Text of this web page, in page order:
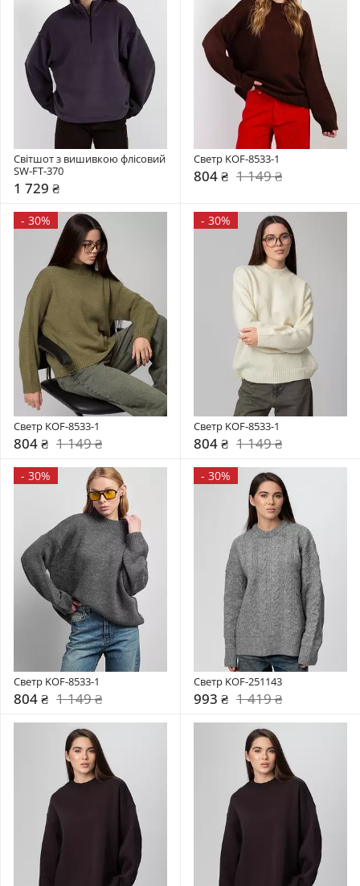
Світшот з вишивкою флісовий
SW-FT-370
1 729 ₴
Светр KOF-8533-1
804 ₴ 1 149 ₴
- 30%
Светр KOF-8533-1
804 ₴ 1 149 ₴
- 30%
Светр KOF-8533-1
804 ₴ 1 149 ₴
- 30%
Светр KOF-8533-1
804 ₴ 1 149 ₴
- 30%
Светр KOF-251143
993 ₴ 1 419 ₴